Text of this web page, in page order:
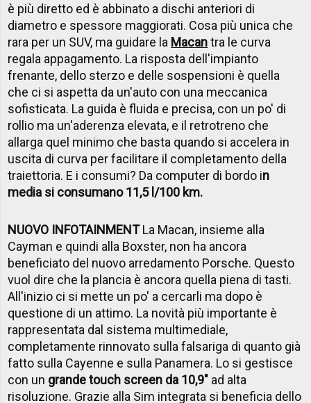
è più diretto ed è abbinato a dischi anteriori di
diametro e spessore maggiorati. Cosa più unica che
rara per un SUV, ma guidare la Macantra le curva
regala appagamento. La risposta dell'impianto
frenante, dello sterzo e delle sospensioni è quella
che ci si aspetta da un'auto con una meccanica
sofisticata. La guida è fluida e precisa, con un po' di
rollio ma un'aderenza elevata, e il retrotreno che
allarga quel minimo che basta quando si accelera in
uscita di curva per facilitare il completamento della
traiettoria. E i consumi? Da computer di bordo in
media si consumano 11,5 l/100 km.
NUOVO INFOTAINMENTLa Macan, insieme alla
Cayman e quindi alla Boxster, non ha ancora
beneficiato del nuovo arredamento Porsche. Questo
vuol dire che la plancia è ancora quella piena di tasti.
All'inizio ci si mette un po' a cercarli ma dopo è
questione di un attimo. La novità più importante è
rappresentata dal sistema multimediale,
completamente rinnovato sulla falsariga di quanto già
fatto sulla Cayenne e sulla Panamera. Lo si gestisce
con un grande touch screen da 10,9" ad alta
risoluzione. Grazie alla Sim integrata si beneficia dello